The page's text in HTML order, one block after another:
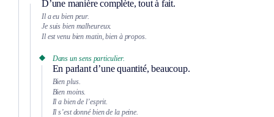
D’une manière complète, tout à fait.
Il a eu bien peur.
Je suis bien malheureux.
Il est venu bien matin, bien à propos.
Dans un sens particulier.
En parlant d’une quantité, beaucoup.
Bien plus.
Bien moins.
Il a bien de l’esprit.
Il s’est donné bien de la peine.